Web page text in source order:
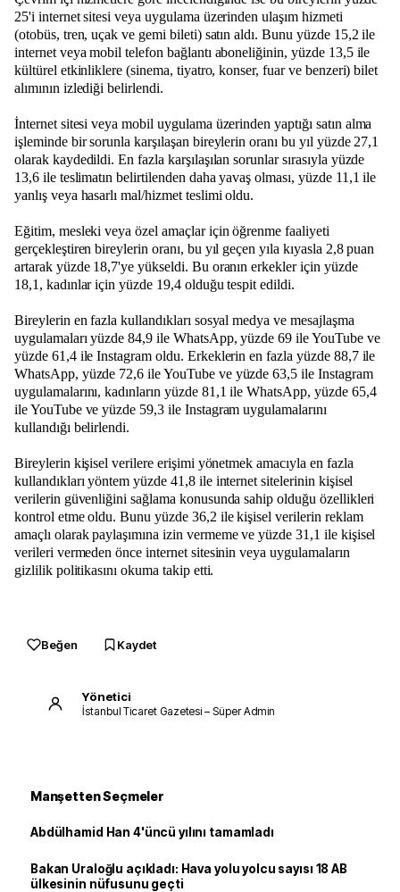
25'i internet sitesi veya uygulama üzerinden ulaşım hizmeti
(otobüs, tren, uçak ve gemi bileti) satın aldı. Bunu yüzde 15,2 ile
internet veya mobil telefon bağlantı aboneliğinin, yüzde 13,5 ile
kültürel etkinliklere (sinema, tiyatro, konser, fuar ve benzeri) bilet
alımının izlediği belirlendi.
İnternet sitesi veya mobil uygulama üzerinden yaptığı satın alma
işleminde bir sorunla karşılaşan bireylerin oranı bu yıl yüzde 27,1
olarak kaydedildi. En fazla karşılaşılan sorunlar sırasıyla yüzde
13,6 ile teslimatın belirtilenden daha yavaş olması, yüzde 11,1 ile
yanlış veya hasarlı mal/hizmet teslimi oldu.
Eğitim, mesleki veya özel amaçlar için öğrenme faaliyeti
gerçekleştiren bireylerin oranı, bu yıl geçen yıla kıyasla 2,8 puan
artarak yüzde 18,7'ye yükseldi. Bu oranın erkekler için yüzde
18,1, kadınlar için yüzde 19,4 olduğu tespit edildi.
Bireylerin en fazla kullandıkları sosyal medya ve mesajlaşma
uygulamaları yüzde 84,9 ile WhatsApp, yüzde 69 ile YouTube ve
yüzde 61,4 ile Instagram oldu. Erkeklerin en fazla yüzde 88,7 ile
WhatsApp, yüzde 72,6 ile YouTube ve yüzde 63,5 ile Instagram
uygulamalarını, kadınların yüzde 81,1 ile WhatsApp, yüzde 65,4
ile YouTube ve yüzde 59,3 ile Instagram uygulamalarını
kullandığı belirlendi.
Bireylerin kişisel verilere erişimi yönetmek amacıyla en fazla
kullandıkları yöntem yüzde 41,8 ile internet sitelerinin kişisel
verilerin güvenliğini sağlama konusunda sahip olduğu özellikleri
kontrol etme oldu. Bunu yüzde 36,2 ile kişisel verilerin reklam
amaçlı olarak paylaşımına izin vermeme ve yüzde 31,1 ile kişisel
verileri vermeden önce internet sitesinin veya uygulamaların
gizlilik politikasını okuma takip etti.
Beğen Kaydet
Yönetici
İstanbul Ticaret Gazetesi – Süper Admin
Manşetten Seçmeler
Abdülhamid Han 4'üncü yılını tamamladı
Bakan Uraloğlu açıkladı: Hava yolu yolcu sayısı 18 AB
ülkesinin nüfusunu geçti